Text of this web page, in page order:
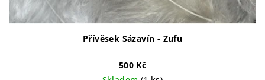
Přívěsek Sázavín - Zufu
500 Kč